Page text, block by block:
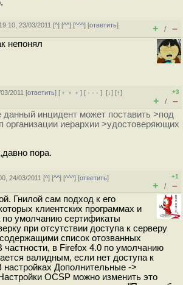
23/03/2011 [^] [^^] [^^^] [ответить]
+ / –
непонял
2011 [ответить] [ ﹢﹢﹢] [ · · ·][↓] [↑]
+3
+ / –
инцидент может поставить >под
организации иерархии >удостоверяющих
пора.
24/03/2011 [^] [^^] [^^^] [ответить]
+1
+ / –
Гнилой сам подход к его
клиентских программах и
по умолчанию сертификаты
при отсутствии доступа к серверу
список отозванных
частности, в Firefox 4.0 по умолчанию
валидным, если нет доступа к
настройках Дополнительные ->
OCSP можно изменить это